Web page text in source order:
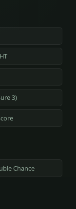
3)
Chance